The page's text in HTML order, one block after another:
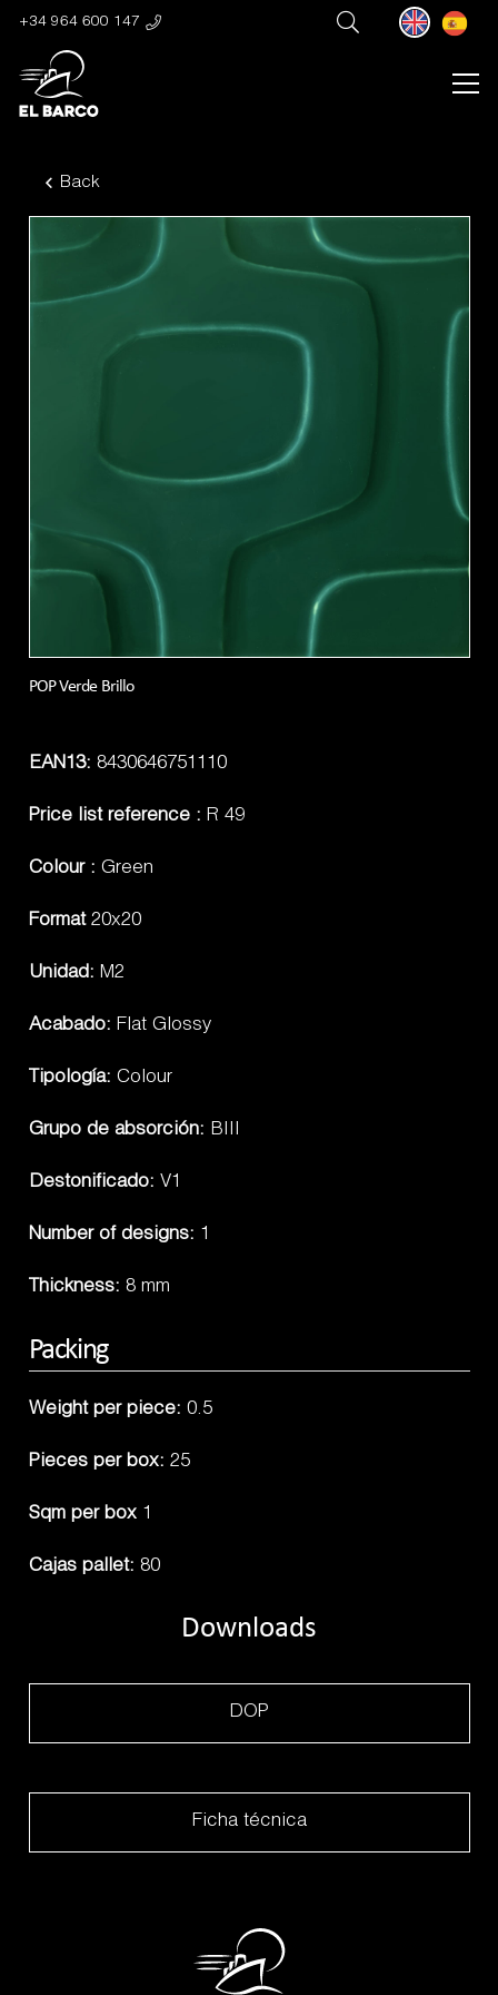
+34 964 600 147
Back
POP Verde Brillo
EAN13: 8430646751110
Price list reference : R 49
Colour : Green
Format 20x20
Unidad: M2
Acabado: Flat Glossy
Tipología: Colour
Grupo de absorción: BIII
Destonificado: V1
Number of designs: 1
Thickness: 8 mm
Packing
Weight per piece: 0.5
Pieces per box: 25
Sqm per box 1
Cajas pallet: 80
Downloads
DOP
Ficha técnica